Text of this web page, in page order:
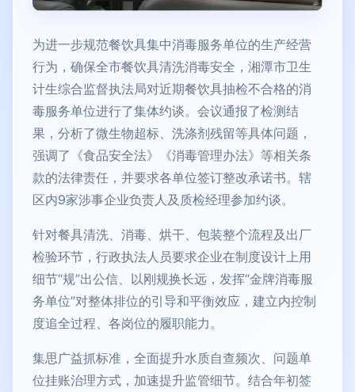
为进一步规范餐饮具集中消毒服务单位的生产经营
行为，确保全市餐饮具清洗消毒安全，湘潭市卫生
计生综合监督执法局对近期餐饮具抽检不合格的消
毒服务单位进行了集体约谈。会议通报了检测结
果，分析了微生物超标、洗涤剂残留等具体问题，
强调了《食品安全法》《消毒管理办法》等相关条
款的法律责任，并要求各单位签订整改承诺书。辖
区内9家涉事企业负责人及质检经理参加约谈。
针对餐具清洗、消毒、烘干、包装整个流程及出厂
检验环节，行政执法人员要求企业在制度设计上用
细节“规”出公信、以刚规换长远，发挥“金牌消毒服
务单位”对整体排位的引导和平衡效应，建立内控制
度追全过程、各岗位的履职能力。
集思广益抓标准，全面提升水质自查频次、问题单
位挂账治理方式，加速提升监管细节。结合年初签